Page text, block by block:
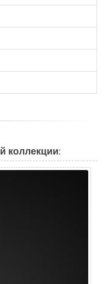
коллекции: